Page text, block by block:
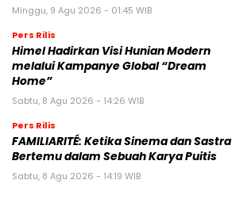
Minggu, 9 Agu 2026 - 01:45 WIB
Pers Rilis
Himel Hadirkan Visi Hunian Modern
melalui Kampanye Global “Dream
Home”
Sabtu, 8 Agu 2026 - 14:26 WIB
Pers Rilis
FAMILIARITÉ: Ketika Sinema dan Sastra
Bertemu dalam Sebuah Karya Puitis
Sabtu, 8 Agu 2026 - 14:19 WIB